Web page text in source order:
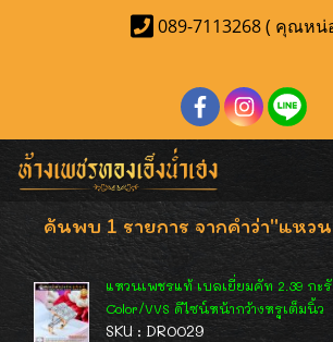
089-7113268 ( คุณหน่
ค้นพบ 1 รายการ จากคำว่า"แหว
แหวนเพชรแท้ เบลเยี่ยมคัท 2.39 กะ
Color/VVS ดีไซน์หน้ากว้างหรูเต็มนิ้ว
SKU : DR0029